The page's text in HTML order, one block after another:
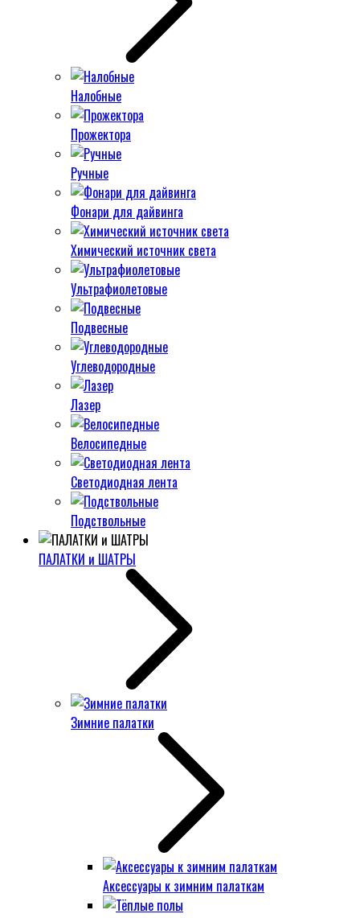
Налобные
Прожектора
Ручные
Фонари для дайвинга
Химический источник света
Ультрафиолетовые
Подвесные
Углеводородные
Лазер
Велосипедные
Светодиодная лента
Подствольные
ПАЛАТКИ и ШАТРЫ
Зимние палатки
Аксессуары к зимним палаткам